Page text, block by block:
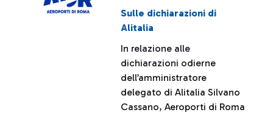
Sulle dichiarazioni di
Alitalia
In relazione alle
dichiarazioni odierne
dell’amministratore
delegato di Alitalia Silvano
Cassano, Aeroporti di Roma